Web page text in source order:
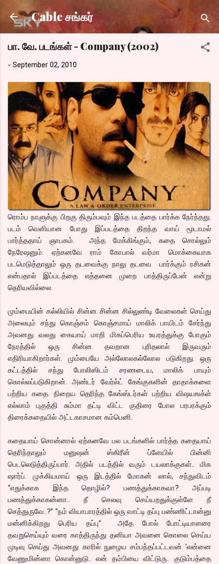
Skip to main content
Cable சங்கர்
பா. வே. படங்கள் - Company (2002)
- September 02, 2010
ரொம்ப நாளுக்கு பிறகு திரும்பவும் இந்த படத்தை பார்க்க நேர்ந்தது.
படம் வெளியான போது இப்படத்தை திறந்த வாய் மூடாமல்
பார்த்ததாய் ஞாபகம். அந்த மேக்கிங்கும், கதை சொல்லும்
நேரேஷனும். ஏற்கனவே ராம் கோபால் வர்மா மொக்கையாக
படமெடுத்தாலும் ஒரு தடவைக்கு நாலு தடவை பார்க்கும் ரசிகன்
என்பதால் இப்படத்தை எத்தனை முறை பாத்திருப்பேன் என்று
தெரியவில்லை.
மும்பையின் கல்லியில் சின்ன சின்ன சில்லுண்டி வேலைகள் செய்து
அலையும் சந்து கொஞ்சம் கொஞ்சமாய் மாலிக் பாயிடம் சேர்ந்து
அவனது வலது கையாய் மாறி மிகப்பெரிய உயரத்துக்கு போகும்
நேரத்தில் ஒரு சின்ன தவறான புரிதலால் இருவரும்
எதிரியாகிறார்கள். மும்பையே அல்லோலகல்லோல படுகிறது. ஒரு
கட்டத்தில் சந்து போலிஸிடம் சரணடைய, மாலிக் பாயும்
கொல்லப்படுகிறான். அண்டர் வேர்ல்ட் கேங்குகளின் தாதாக்களை
பற்றிய கதை. நிறைய தெரிந்த கேங்ஸ்டர்கள் பற்றிய விஷயஙக்ள்
எல்லாம் புகுத்தி சும்மா தட்டி விட்ட குதிரை போல பரபரக்கும்
திரைக்கதையில் அட்டகாசமான கம்பெனி.
கதையாய் சொன்னால் ஏற்கனவே பல படங்களில் பார்த்த கதையாய்
தெரிந்தாலும் மனுஷன் ஸ்கிரீன் ப்ளேயில் பின்னி
பெடலெடுத்திருப்பார். அதில் படத்தில் வரும் டயலாக்குகள்.. மிக
ஷார்ப். முக்கியமாய் ஒரு இடத்தில் மோகன் லால், சந்துவிடம்
“எதுக்காக இந்த தொழில்? பணத்துக்காகவா? அப்படி
பணத்துக்காகன்னா.. நீ செலவு செய்யறதுக்குள்ளே நீ
செத்துருவே..?” “நம் வியாபாரத்தில் ஒரு வாட்டி தப்பு பண்ணிட்டான்னு
மன்னிக்கிறது பெரிய தப்பு” அதே போல் போட்டியாளரை
தவறுசெய்யும் வரை காத்திருந்து தனியா அவனை கொலை செய்ய
முடிவு செய்து அவனது காரில் நுழைய சம்பந்தப்பட்டவன் ‘என்னை
வேணுமின்னா கொன்னுடு.. என் தம்பியை விட்டுரு.. குடும்பத்தை